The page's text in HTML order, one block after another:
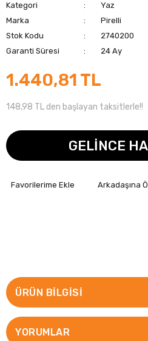
Kategori
Yaz
Marka
Pirelli
Stok Kodu
2740200
Garanti Süresi
24 Ay
1.440,81 TL
148,98 TL den başlayan taksitlerle!!
GELİNCE
Arkadaşına
ÜRÜN BILGISI
YORUMLAR